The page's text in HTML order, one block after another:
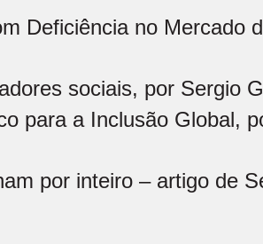
Deficiência no Mercado
sociais, por Sergio
para a Inclusão Global,
por inteiro – artigo de